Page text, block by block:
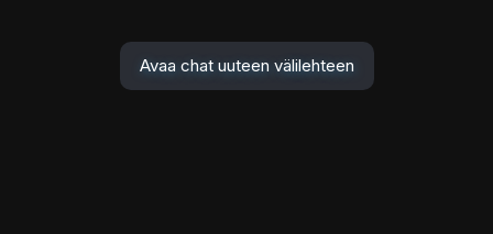
Avaa chat uuteen välilehteen